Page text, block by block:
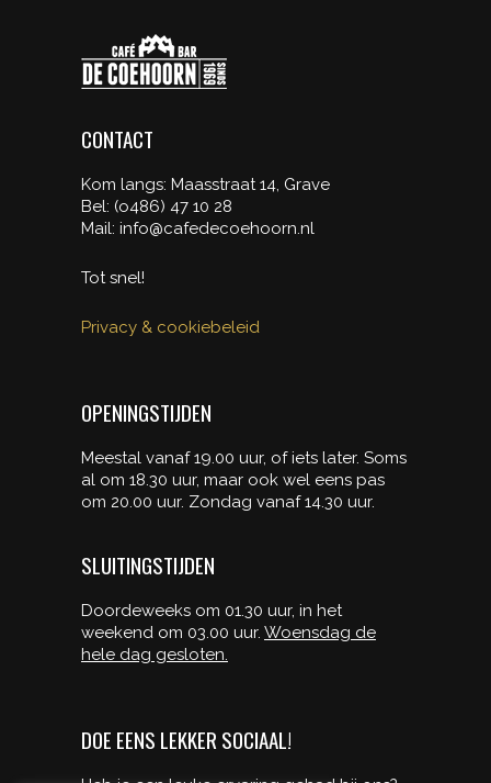
CONTACT
Kom langs: Maasstraat 14, Grave
Bel: (o486) 47 10 28
Mail: info@cafedecoehoorn.nl
Tot snel!
Privacy & cookiebeleid
OPENINGSTIJDEN
Meestal vanaf 19.00 uur, of iets later. Soms
al om 18.30 uur, maar ook wel eens pas
om 20.00 uur. Zondag vanaf 14.30 uur.
SLUITINGSTIJDEN
Doordeweeks om 01.30 uur, in het
weekend om 03.00 uur. Woensdag de
hele dag gesloten.
DOE EENS LEKKER SOCIAAL!